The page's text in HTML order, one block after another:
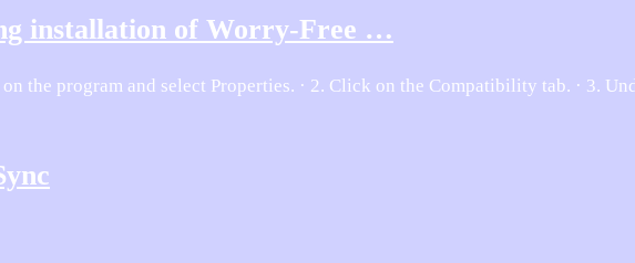
installation of Worry-Free …
the program and select Properties. · 2. Click on the Compatibility tab. · 3.